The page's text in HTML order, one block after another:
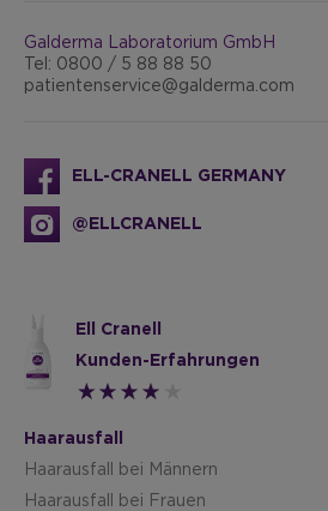
Galderma Laboratorium GmbH
Tel: 0800 / 5 88 88 50
patientenservice@galderma.com
ELL-CRANELL GERMANY
@ELLCRANELL
Ell Cranell
Kunden-Erfahrungen
Haarausfall
Haarausfall bei Männern
Haarausfall bei Frauen